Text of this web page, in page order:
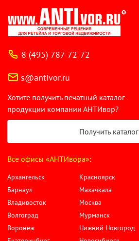
8 (495) 787-72-72
s@antivor.ru
Хотите получить печатный каталог
продукции компании АНТИвор?
Получить каталог
Все офисы «АНТИвора»:
Архангельск
Барнаул
Владивосток
Волгоград
Воронеж
Красноярск
Махачкала
Москва
Мурманск
Нижний Новгород